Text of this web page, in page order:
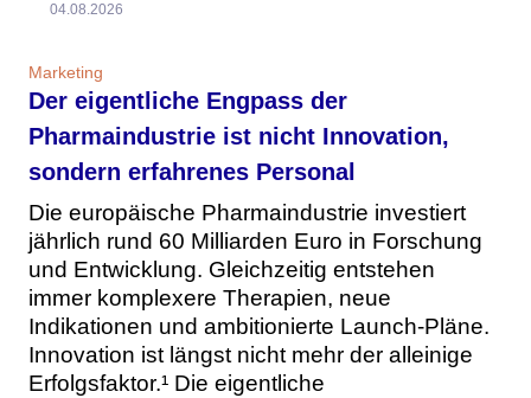
04.08.2026
Marketing
Der eigentliche Engpass der
Pharmaindustrie ist nicht Innovation,
sondern erfahrenes Personal
Die europäische Pharmaindustrie investiert
jährlich rund 60 Milliarden Euro in Forschung
und Entwicklung. Gleichzeitig entstehen
immer komplexere Therapien, neue
Indikationen und ambitionierte Launch-Pläne.
Innovation ist längst nicht mehr der alleinige
Erfolgsfaktor.¹ Die eigentliche